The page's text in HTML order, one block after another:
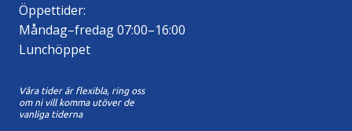
Öppettider:
Måndag–fredag 07:00–16:00
Lunchöppet
Våra tider är flexibla, ring oss
om ni vill komma utöver de
vanliga tiderna